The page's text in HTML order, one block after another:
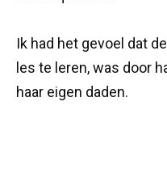
Ik had het gevoel dat
les te leren, was door
haar eigen daden.